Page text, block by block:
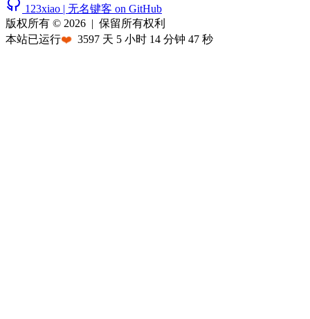
123xiao | 无名键客 on GitHub
版权所有 © 2026 | 保留所有权利
本站已运行❤️ 3597 天 5 小时 14 分钟 47 秒